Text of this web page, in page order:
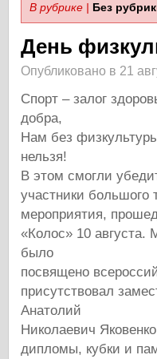
В рубрике | Без
День
Опубликовано в 21
Спорт – залог
добра,
Нам без
нельзя!
В этом смогли
участники большого
мероприятия,
«Колос» 10 августа.
было
посвящено
присутствовал
Анатолий
Николаевич
дипломы, кубки и